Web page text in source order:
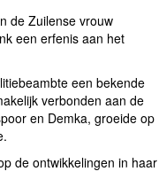
de Zuilense vrouw
een erfenis aan het
een bekende
verbonden aan de
en Demka, groeide op
de ontwikkelingen in haar